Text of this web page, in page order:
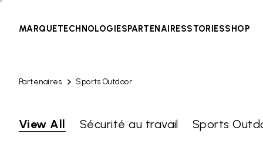
MARQUETECHNOLOGIESPARTENAIRESSTORIESSHOP
Partenaires Sports Outdoor
View All Sécurité au travail Sports